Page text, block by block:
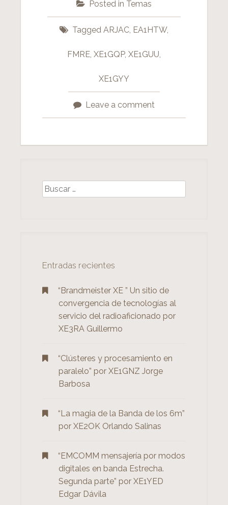
Posted in Temas
Tagged ARJAC, EA1HTW,
FMRE, XE1GQP, XE1GUU,
XE1GYY
Leave a comment
B
u
:Entradas recientes
“Brandmeister XE ” Un sitio de
convergencia de tecnologías al
servicio del radioaficionado por
XE3RA Guillermo
“Clústeres y procesamiento en
paralelo” por XE1GNZ Jorge
Barbosa
“La magia de la Banda de los 6m”
por XE2OK Orlando Salinas
“EMCOMM mensajería por modos
digitales en banda Estrecha.
Segunda parte” por XE1YED
Edgar Dávila